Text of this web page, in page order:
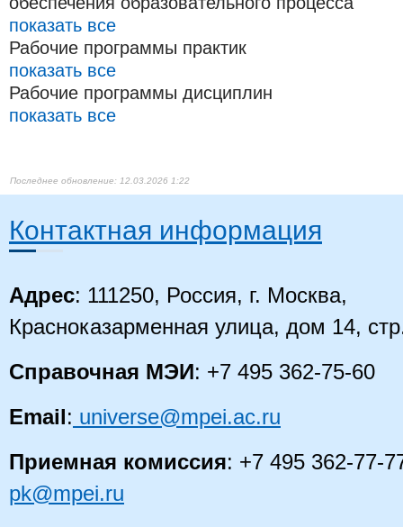
показать все
Рабочие программы практик
показать все
Рабочие программы дисциплин
показать все
12.03.2026 1:22
Контактная информация
Адрес: 111250, Россия, г. Москва,
Красноказарменная улица, дом 14,
Справочная МЭИ: +7 495 362-75-60
Email: universe@mpei.ac.ru
Приемная комиссия: +7 495 362-77-
pk@mpei.ru